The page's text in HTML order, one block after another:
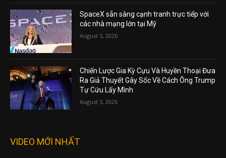
SpaceX sẵn sàng cạnh tranh trực tiếp với
các nhà mạng lớn tại Mỹ
August 5, 2026
Chiến Lược Gia Kỳ Cựu Và Huyền Thoại Đưa
Ra Giả Thuyết Gây Sốc Về Cách Ông Trump
Tự Cứu Lấy Mình
August 5, 2026
VIDEO MỚI NHẤT